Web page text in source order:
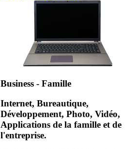
Business - Famille
Internet, Bureautique,
Développement, Photo, Vidéo,
Applications de la famille et de
l'entreprise.